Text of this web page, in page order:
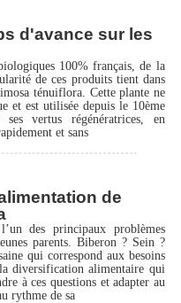
d'avance sur les
100% français, de la
de ces produits tient dans
ténuiflora. Cette plante ne
et est utilisée depuis le 10ème
vertus régénératrices, en
et sans
de
des principaux problèmes
parents. Biberon ? Sein ?
qui correspond aux besoins
diversification alimentaire qui
à ces questions et adapter au
rythme de sa